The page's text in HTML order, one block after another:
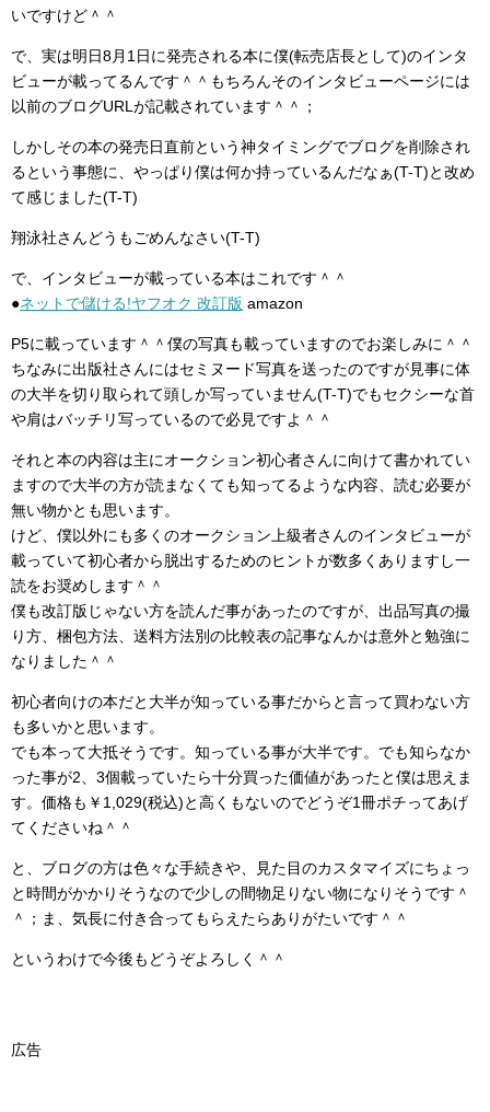
いですけど＾＾
で、実は明日8月1日に発売される本に僕(転売店長として)のインタ
ビューが載ってるんです＾＾もちろんそのインタビューページには
以前のブログURLが記載されています＾＾；
しかしその本の発売日直前という神タイミングでブログを削除され
るという事態に、やっぱり僕は何か持っているんだなぁ(T-T)と改め
て感じました(T-T)
翔泳社さんどうもごめんなさい(T-T)
で、インタビューが載っている本はこれです＾＾
●ネットで儲ける!ヤフオク 改訂版 amazon
P5に載っています＾＾僕の写真も載っていますのでお楽しみに＾＾
ちなみに出版社さんにはセミヌード写真を送ったのですが見事に体
の大半を切り取られて頭しか写っていません(T-T)でもセクシーな首
や肩はバッチリ写っているので必見ですよ＾＾
それと本の内容は主にオークション初心者さんに向けて書かれてい
ますので大半の方が読まなくても知ってるような内容、読む必要が
無い物かとも思います。
けど、僕以外にも多くのオークション上級者さんのインタビューが
載っていて初心者から脱出するためのヒントが数多くありますし一
読をお奨めします＾＾
僕も改訂版じゃない方を読んだ事があったのですが、出品写真の撮
り方、梱包方法、送料方法別の比較表の記事なんかは意外と勉強に
なりました＾＾
初心者向けの本だと大半が知っている事だからと言って買わない方
も多いかと思います。
でも本って大抵そうです。知っている事が大半です。でも知らなか
った事が2、3個載っていたら十分買った価値があったと僕は思えま
す。価格も￥1,029(税込)と高くもないのでどうぞ1冊ポチってあげ
てくださいね＾＾
と、ブログの方は色々な手続きや、見た目のカスタマイズにちょっ
と時間がかかりそうなので少しの間物足りない物になりそうです＾
＾；ま、気長に付き合ってもらえたらありがたいです＾＾
というわけで今後もどうぞよろしく＾＾
広告